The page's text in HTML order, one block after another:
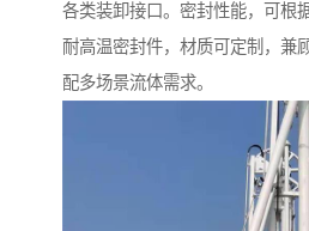
各类装卸接口。密封性能，可根
耐高温密封件，材质可定制，兼
配多场景流体需求。